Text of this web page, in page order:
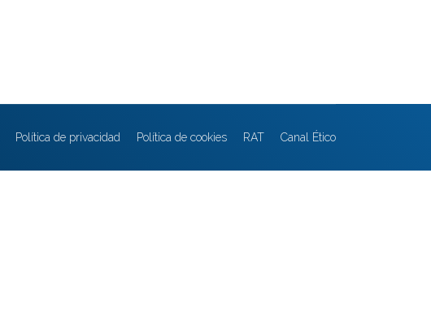
Política de privacidad Política de cookies RAT Canal Ético